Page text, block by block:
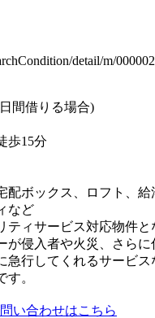
detail/m/
日間借りる場合)
歩15分
配ボックス、ロフト、
など
ティサービス対応物件
が侵入者や火災、さらに
急行してくれるサービス
。
い合わせはこちら